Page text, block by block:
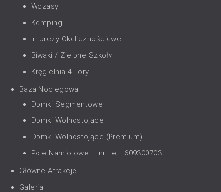
Wczasy
Kemping
Imprezy Okolicznościowe
Biwaki / Zielone Szkoły
Kręgielnia 4 Tory
Baza Noclegowa
Domki Segmentowe
Domki Wolnostojące
Domki Wolnostojące (Premium)
Pole Namiotowe – nr. tel.: 609300703
Główne Atrakcje
Galeria